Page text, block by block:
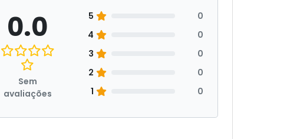
0.0
Sem
avaliações
5
0
4
0
3
0
2
0
1
0